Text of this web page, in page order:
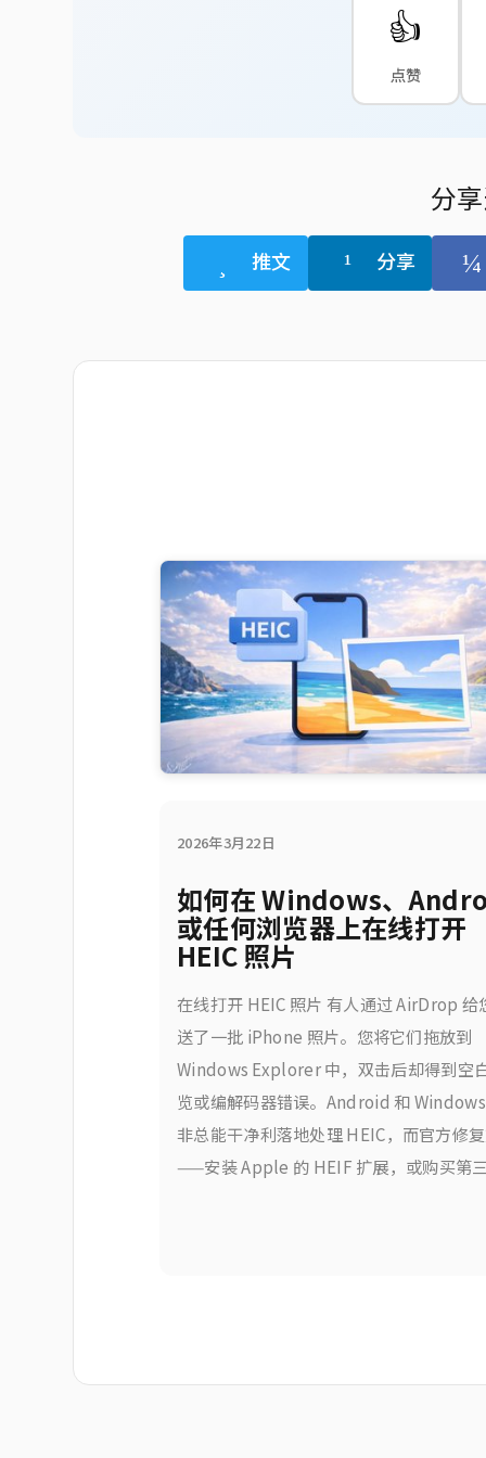
👍
点赞
分
推文 分享
2026年3月22日
如何在 Windows、
或任何浏览器上在线打开
HEIC 照片
在线打开 HEIC 照片 有人通过 AirDrop 给
送了一批 iPhone 照片。您将它们拖放到
Windows Explorer 中，双击后却得到空
览或编解码器错误。Android 和
非总能干净利落地处理 HEIC，而官方修
——安装 Apple 的 HEIF 扩展，或购买第